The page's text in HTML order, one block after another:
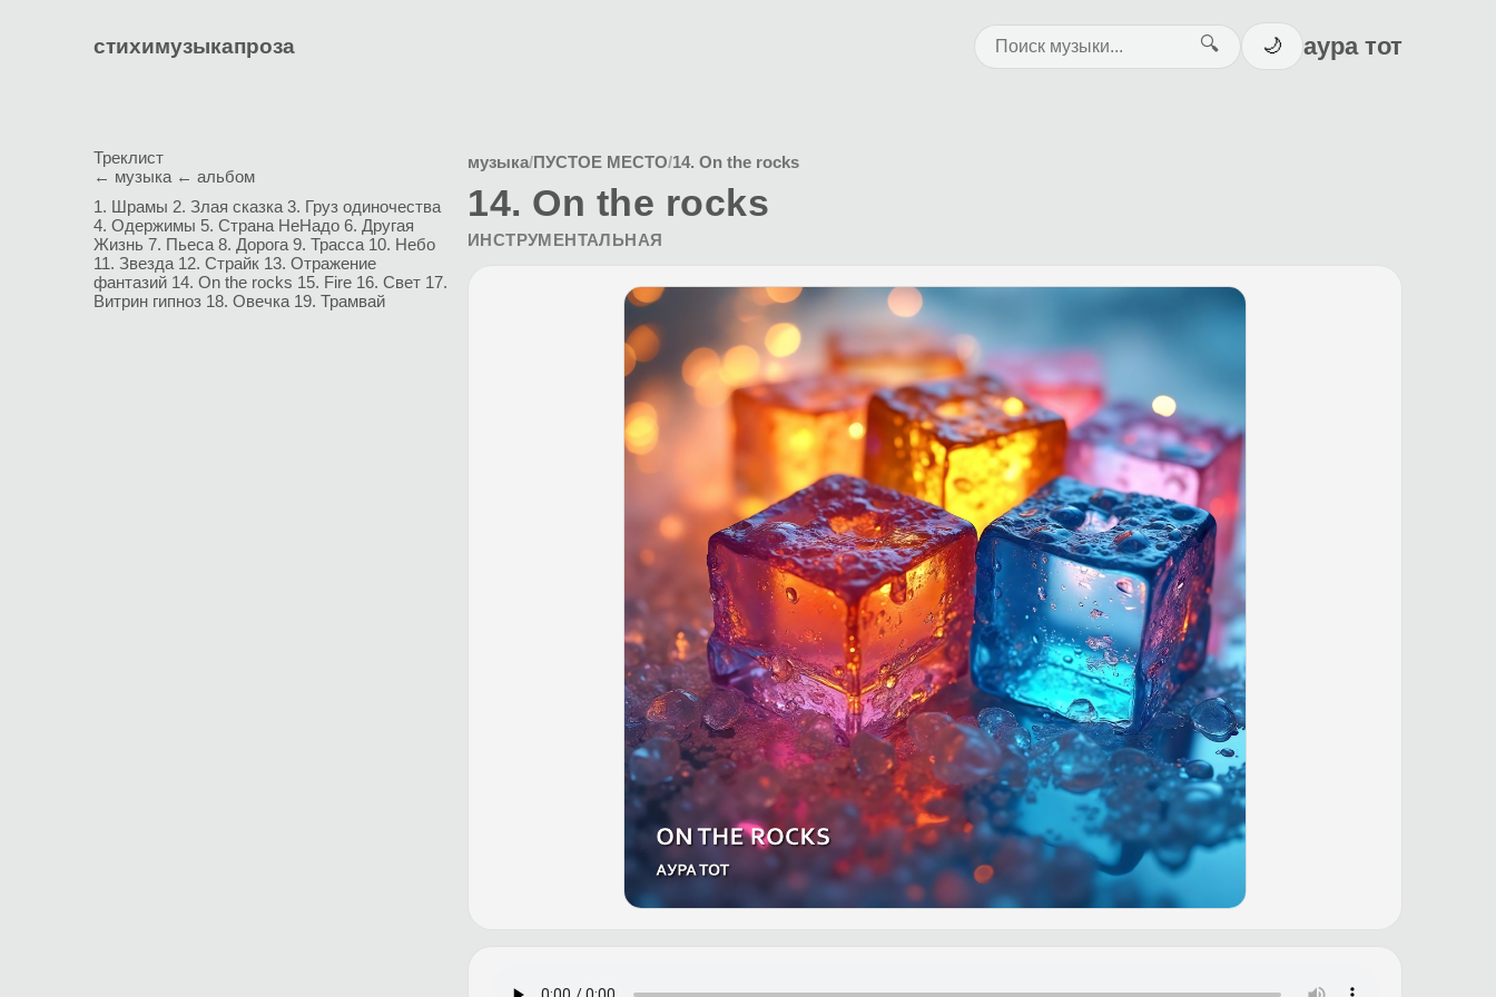
стихимузыкапроза 🔍 🌙 аура тот
Треклист
← музыка ← альбом
1. Шрамы 2. Злая сказка 3. Груз одиночества
4. Одержимы 5. Страна НеНадо 6. Другая
Жизнь 7. Пьеса 8. Дорога 9. Трасса 10. Небо
11. Звезда 12. Страйк 13. Отражение
фантазий 14. On the rocks 15. Fire 16. Свет 17.
Витрин гипноз 18. Овечка 19. Трамвай
музыка/ПУСТОЕ МЕСТО/14. On the rocks
14. On the rocks
ИНСТРУМЕНТАЛЬНАЯ